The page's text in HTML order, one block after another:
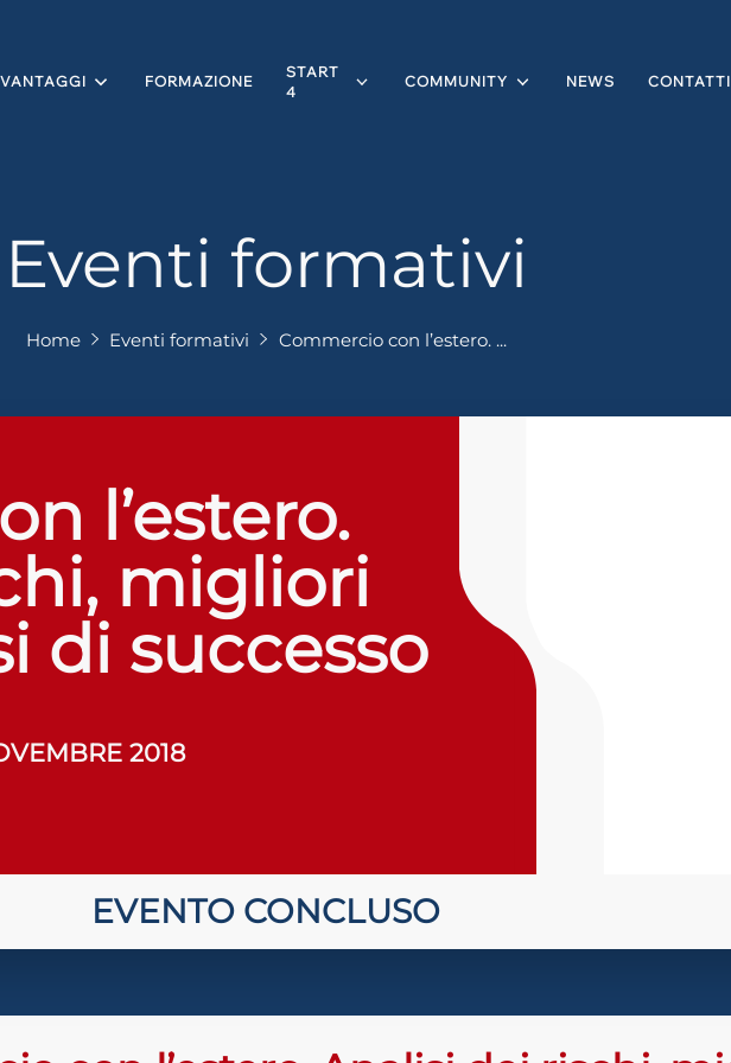
VANTAGGI FORMAZIONE
START
4
COMMUNITY NEWS CONTATTI
Eventi formativi
Home Eventi formativi Commercio con l’estero. ...
l’estero.
migliori
di successo
2018
EVENTO CONCLUSO